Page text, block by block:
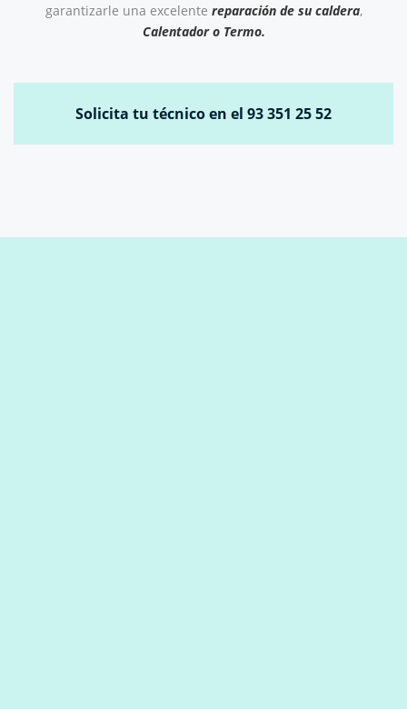
garantizarle una excelente reparación de su caldera,
Calentador o Termo.
Solicita tu técnico en el 93 351 25 52